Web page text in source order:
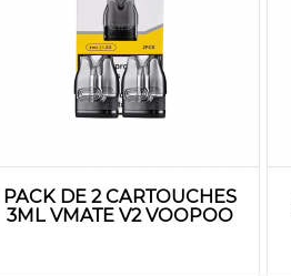
PACK DE 2 CARTOUCHES
3ML VMATE V2 VOOPOO